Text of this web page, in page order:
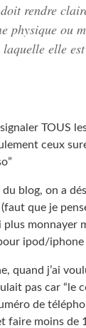
rendre
physique ou
laquelle elle
TOUS
ceux
blog, on a
(faut que je
monnayer
ipod/iphone
quand j’ai
pas car
de
faire moins de